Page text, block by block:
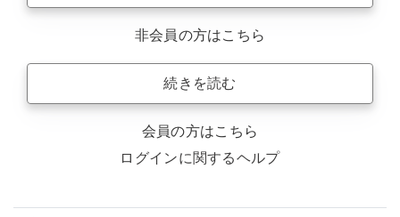
非会員の方はこちら
続きを読む
会員の方はこちら
ログインに関するヘルプ